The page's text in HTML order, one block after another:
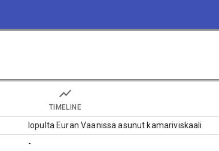
TIMELINE
lopulta Euran Vaanissa asunut kamariviskaali
-